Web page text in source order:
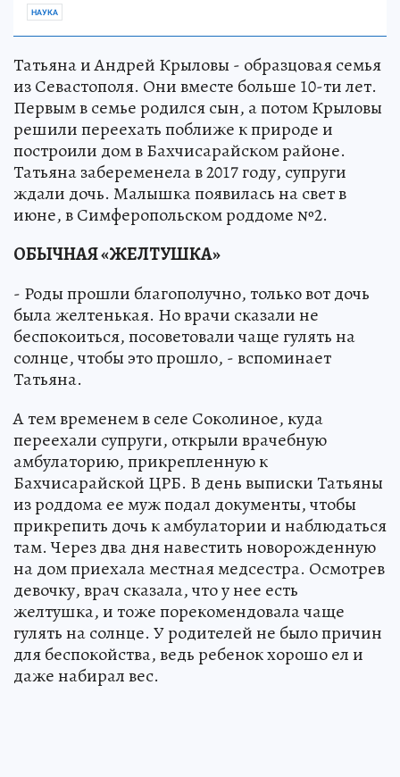
НАУКА
Татьяна и Андрей Крыловы - образцовая семья
из Севастополя. Они вместе больше 10-ти лет.
Первым в семье родился сын, а потом Крыловы
решили переехать поближе к природе и
построили дом в Бахчисарайском районе.
Татьяна забеременела в 2017 году, супруги
ждали дочь. Малышка появилась на свет в
июне, в Симферопольском роддоме №2.
ОБЫЧНАЯ «ЖЕЛТУШКА»
- Роды прошли благополучно, только вот дочь
была желтенькая. Но врачи сказали не
беспокоиться, посоветовали чаще гулять на
солнце, чтобы это прошло, - вспоминает
Татьяна.
А тем временем в селе Соколиное, куда
переехали супруги, открыли врачебную
амбулаторию, прикрепленную к
Бахчисарайской ЦРБ. В день выписки Татьяны
из роддома ее муж подал документы, чтобы
прикрепить дочь к амбулатории и наблюдаться
там. Через два дня навестить новорожденную
на дом приехала местная медсестра. Осмотрев
девочку, врач сказала, что у нее есть
желтушка, и тоже порекомендовала чаще
гулять на солнце. У родителей не было причин
для беспокойства, ведь ребенок хорошо ел и
даже набирал вес.